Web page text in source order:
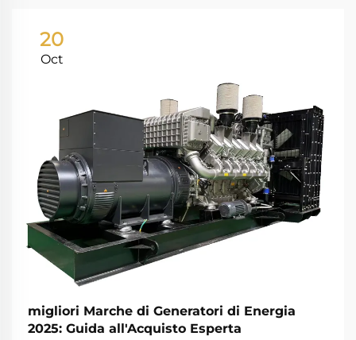
20
Oct
migliori Marche di Generatori di Energia
2025: Guida all'Acquisto Esperta